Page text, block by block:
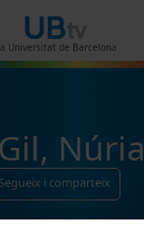
Universitat de Barcelona
Núria
Segueix i comparteix